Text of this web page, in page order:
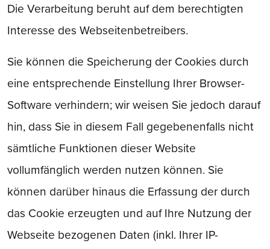
Die Verarbeitung beruht auf dem berechtigten
Interesse des Webseitenbetreibers.
Sie können die Speicherung der Cookies durch
eine entsprechende Einstellung Ihrer Browser-
Software verhindern; wir weisen Sie jedoch darauf
hin, dass Sie in diesem Fall gegebenenfalls nicht
sämtliche Funktionen dieser Website
vollumfänglich werden nutzen können. Sie
können darüber hinaus die Erfassung der durch
das Cookie erzeugten und auf Ihre Nutzung der
Webseite bezogenen Daten (inkl. Ihrer IP-